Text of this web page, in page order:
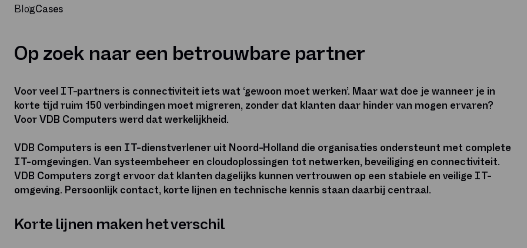
BlogCases
Op zoek naar een betrouwbare partner
Voor veel IT-partners is connectiviteit iets wat ‘gewoon moet werken’. Maar wat doe je wanneer je in
korte tijd ruim 150 verbindingen moet migreren, zonder dat klanten daar hinder van mogen ervaren?
Voor VDB Computers werd dat werkelijkheid.
VDB Computers is een IT-dienstverlener uit Noord-Holland die organisaties ondersteunt met complete
IT-omgevingen. Van systeembeheer en cloudoplossingen tot netwerken, beveiliging en connectiviteit.
VDB Computers zorgt ervoor dat klanten dagelijks kunnen vertrouwen op een stabiele en veilige IT-
omgeving. Persoonlijk contact, korte lijnen en technische kennis staan daarbij centraal.
Korte lijnen maken het verschil